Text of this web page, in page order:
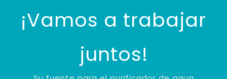
juntos!
Su fuente para el purificador de agua
personalizado al por mayor, purificador de aire,
máquina de agua de hidrógeno a un precio